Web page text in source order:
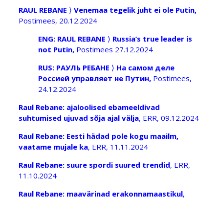
RAUL REBANE ⟩ Venemaa tegelik juht ei ole Putin,
Postimees, 20.12.2024
ENG: RAUL REBANE ⟩ Russia’s true leader is
not Putin, Postimees 27.12.2024
RUS: РАУЛЬ РЕБАНЕ ⟩ На самом деле
Россией управляет не Путин, Postimees,
24.12.2024
Raul Rebane: ajaloolised ebameeldivad
suhtumised ujuvad sõja ajal välja, ERR, 09.12.2024
Raul Rebane: Eesti hädad pole kogu maailm,
vaatame mujale ka, ERR, 11.11.2024
Raul Rebane: suure spordi suured trendid, ERR,
11.10.2024
Raul Rebane: maavärinad erakonnamaastikul,